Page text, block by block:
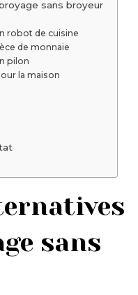
sans broyeur
robot de cuisine
de monnaie
pilon
la maison
sans